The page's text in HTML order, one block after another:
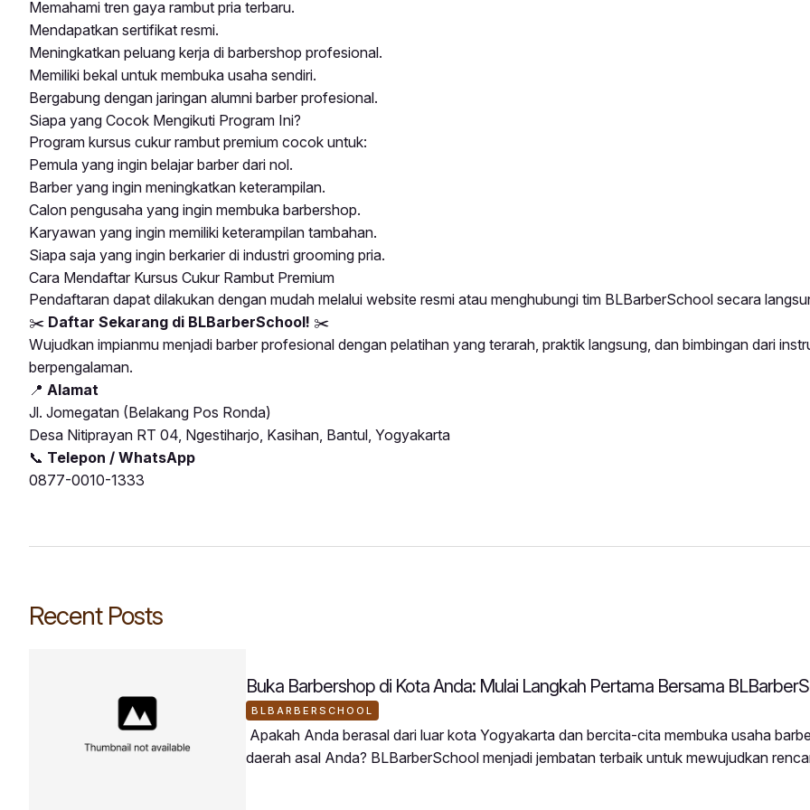
Memahami tren gaya rambut pria terbaru.
Mendapatkan sertifikat resmi.
Meningkatkan peluang kerja di barbershop profesional.
Memiliki bekal untuk membuka usaha sendiri.
Bergabung dengan jaringan alumni barber profesional.
Siapa yang Cocok Mengikuti Program Ini?
Program kursus cukur rambut premium cocok untuk:
Pemula yang ingin belajar barber dari nol.
Barber yang ingin meningkatkan keterampilan.
Calon pengusaha yang ingin membuka barbershop.
Karyawan yang ingin memiliki keterampilan tambahan.
Siapa saja yang ingin berkarier di industri grooming pria.
Cara Mendaftar Kursus Cukur Rambut Premium
Pendaftaran dapat dilakukan dengan mudah melalui website resmi atau menghubungi tim BLBarberSchool secara
✂️ Daftar Sekarang di BLBarberSchool! ✂️
Wujudkan impianmu menjadi barber profesional dengan pelatihan yang terarah, praktik langsung, dan bimbingan dari
berpengalaman.
📍 Alamat
Jl. Jomegatan (Belakang Pos Ronda)
Desa Nitiprayan RT 04, Ngestiharjo, Kasihan, Bantul, Yogyakarta
📞 Telepon / WhatsApp
0877-0010-1333
Recent Posts
Buka Barbershop di Kota Anda: Mulai Langkah Pertama Bersama
BLBARBERSCHOOL
Apakah Anda berasal dari luar kota Yogyakarta dan bercita-cita membuka usaha
daerah asal Anda? BLBarberSchool menjadi jembatan terbaik untuk mewujudkan